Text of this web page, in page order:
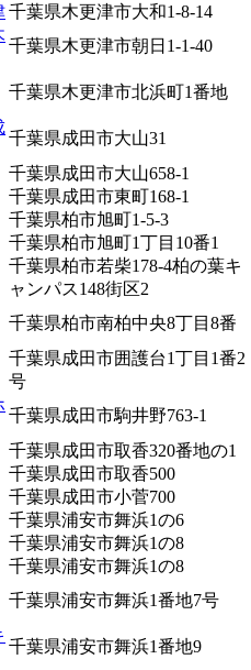
千葉県木更津市大和1-8-14
千葉県木更津市朝日1-1-40
千葉県木更津市北浜町1番地
千葉県成田市大山31
千葉県成田市大山658-1
千葉県成田市東町168-1
千葉県柏市旭町1-5-3
千葉県柏市旭町1丁目10番1
千葉県柏市若柴178-4柏の葉キ
ャンパス148街区2
千葉県柏市南柏中央8丁目8番
千葉県成田市囲護台1丁目1番2
号
千葉県成田市駒井野763-1
千葉県成田市取香320番地の1
千葉県成田市取香500
千葉県成田市小菅700
千葉県浦安市舞浜1の6
千葉県浦安市舞浜1の8
千葉県浦安市舞浜1の8
千葉県浦安市舞浜1番地7号
千葉県浦安市舞浜1番地9